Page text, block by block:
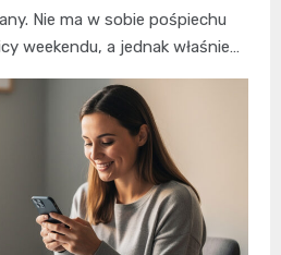
Nie ma w sobie pośpiechu
weekendu, a jednak właśnie…